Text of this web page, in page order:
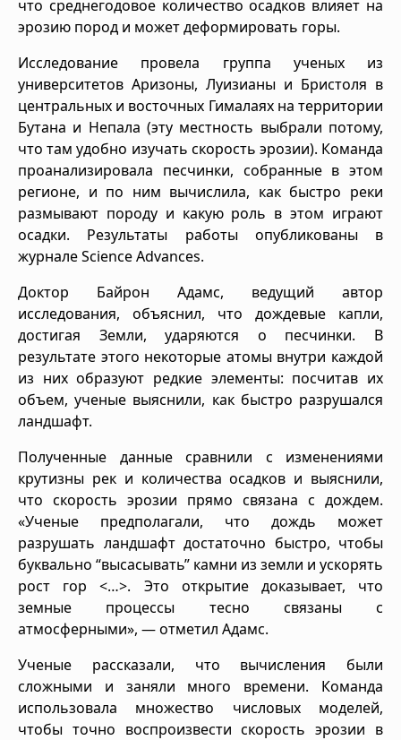
что среднегодовое количество осадков влияет на
эрозию пород и может деформировать горы.
Исследование провела группа ученых из
университетов Аризоны, Луизианы и Бристоля в
центральных и восточных Гималаях на территории
Бутана и Непала (эту местность выбрали потому,
что там удобно изучать скорость эрозии). Команда
проанализировала песчинки, собранные в этом
регионе, и по ним вычислила, как быстро реки
размывают породу и какую роль в этом играют
осадки. Результаты работы опубликованы в
журнале Science Advances.
Доктор Байрон Адамс, ведущий автор
исследования, объяснил, что дождевые капли,
достигая Земли, ударяются о песчинки. В
результате этого некоторые атомы внутри каждой
из них образуют редкие элементы: посчитав их
объем, ученые выяснили, как быстро разрушался
ландшафт.
Полученные данные сравнили с изменениями
крутизны рек и количества осадков и выяснили,
что скорость эрозии прямо связана с дождем.
«Ученые предполагали, что дождь может
разрушать ландшафт достаточно быстро, чтобы
буквально “высасывать” камни из земли и ускорять
рост гор <…>. Это открытие доказывает, что
земные процессы тесно связаны с
атмосферными», — отметил Адамс.
Ученые рассказали, что вычисления были
сложными и заняли много времени. Команда
использовала множество числовых моделей,
чтобы точно воспроизвести скорость эрозии в